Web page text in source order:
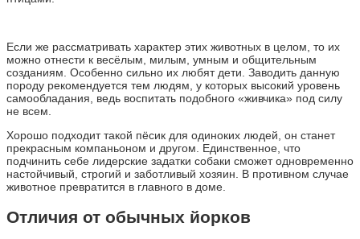
Если же рассматривать характер этих животных в целом, то их
можно отнести к весёлым, милым, умным и общительным
созданиям. Особенно сильно их любят дети. Заводить данную
породу рекомендуется тем людям, у которых высокий уровень
самообладания, ведь воспитать подобного «живчика» под силу
не всем.
Хорошо подходит такой пёсик для одиноких людей, он станет
прекрасным компаньоном и другом. Единственное, что
подчинить себе лидерские задатки собаки сможет одновременно
настойчивый, строгий и заботливый хозяин. В противном случае
животное превратится в главного в доме.
Отличия от обычных йорков